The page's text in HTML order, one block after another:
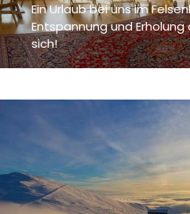
Ein Urlaub bei uns im
Entspannung und
sich!